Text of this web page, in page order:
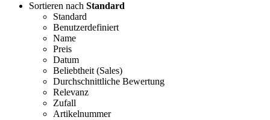
Sortieren nach Standard
Standard
Benutzerdefiniert
Name
Preis
Datum
Beliebtheit (Sales)
Durchschnittliche Bewertung
Relevanz
Zufall
Artikelnummer